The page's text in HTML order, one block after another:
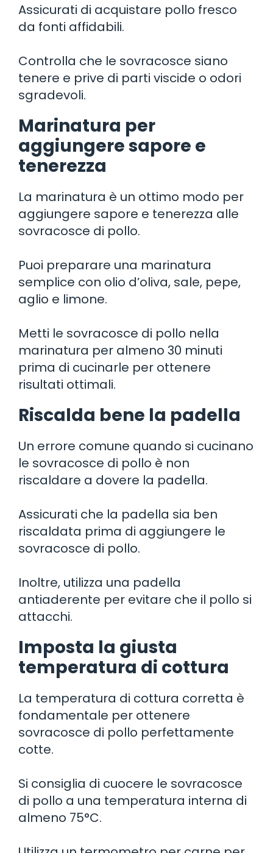
Assicurati di acquistare pollo fresco
da fonti affidabili.
Controlla che le sovracosce siano
tenere e prive di parti viscide o odori
sgradevoli.
Marinatura per
aggiungere sapore e
tenerezza
La marinatura è un ottimo modo per
aggiungere sapore e tenerezza alle
sovracosce di pollo.
Puoi preparare una marinatura
semplice con olio d’oliva, sale, pepe,
aglio e limone.
Metti le sovracosce di pollo nella
marinatura per almeno 30 minuti
prima di cucinarle per ottenere
risultati ottimali.
Riscalda bene la padella
Un errore comune quando si cucinano
le sovracosce di pollo è non
riscaldare a dovere la padella.
Assicurati che la padella sia ben
riscaldata prima di aggiungere le
sovracosce di pollo.
Inoltre, utilizza una padella
antiaderente per evitare che il pollo si
attacchi.
Imposta la giusta
temperatura di cottura
La temperatura di cottura corretta è
fondamentale per ottenere
sovracosce di pollo perfettamente
cotte.
Si consiglia di cuocere le sovracosce
di pollo a una temperatura interna di
almeno 75°C.